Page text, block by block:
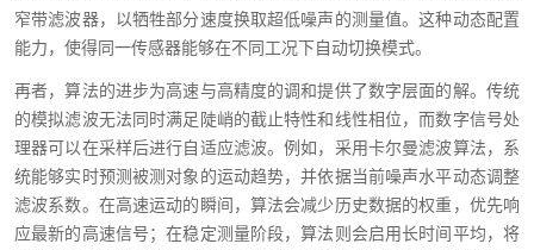
窄带滤波器，以牺牲部分速度换取超低噪声的测量值。这种动态配置
能力，使得同一传感器能够在不同工况下自动切换模式。
再者，算法的进步为高速与高精度的调和提供了数字层面的解。传统
的模拟滤波无法同时满足陡峭的截止特性和线性相位，而数字信号处
理器可以在采样后进行自适应滤波。例如，采用卡尔曼滤波算法，系
统能够实时预测被测对象的运动趋势，并依据当前噪声水平动态调整
滤波系数。在高速运动的瞬间，算法会减少历史数据的权重，优先响
应最新的高速信号；在稳定测量阶段，算法则会启用长时间平均，将